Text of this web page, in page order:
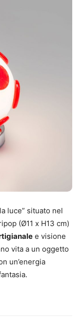
luce” situato nel
(Ø11 x H13 cm)
e visione
vita a un oggetto
un’energia